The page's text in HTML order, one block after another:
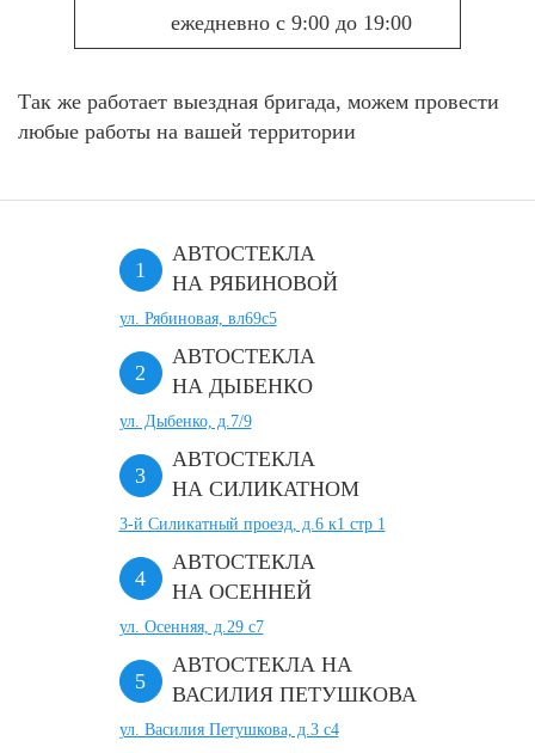
ежедневно с 9:00 до 19:00
Так же работает выездная бригада, можем провести
любые работы на вашей территории
АВТОСТЕКЛА
НА РЯБИНОВОЙ
ул. Рябиновая, вл69с5
АВТОСТЕКЛА
НА ДЫБЕНКО
ул. Дыбенко, д.7/9
АВТОСТЕКЛА
НА СИЛИКАТНОМ
3-й Силикатный проезд, д.6 к1 стр 1
АВТОСТЕКЛА
НА ОСЕННЕЙ
ул. Осенняя, д.29 с7
АВТОСТЕКЛА НА
ВАСИЛИЯ ПЕТУШКОВА
ул. Василия Петушкова, д.3 с4